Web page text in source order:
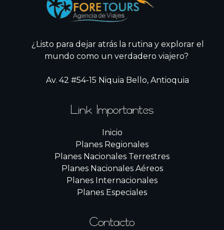
¿Listo para dejar atrás la rutina y explorar el
mundo como un verdadero viajero?
Av. 42 #54-15 Niquia Bello, Antioquia
Link Importantes
Inicio
Planes Regionales
Planes Nacionales Terrestres
Planes Nacionales Aéreos
Planes Internacionales
Planes Especiales
Contacto